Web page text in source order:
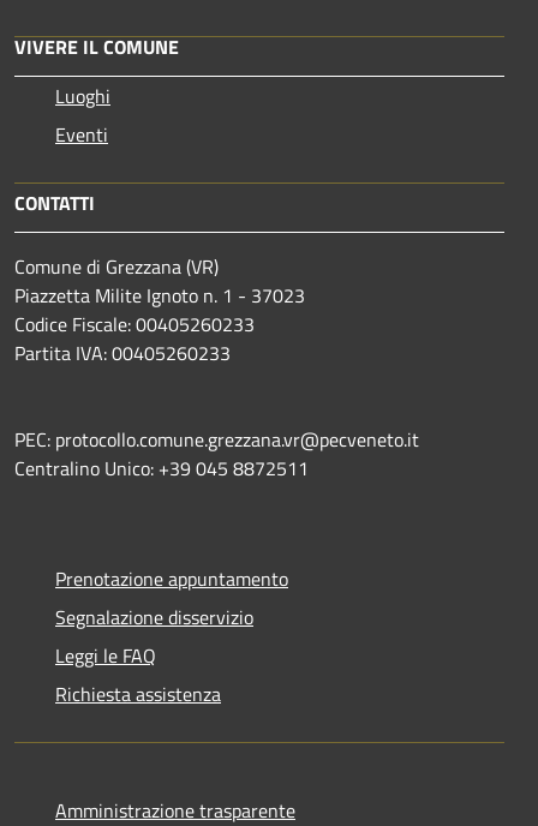
VIVERE IL COMUNE
Luoghi
Eventi
CONTATTI
Comune di Grezzana (VR)
Piazzetta Milite Ignoto n. 1 - 37023
Codice Fiscale: 00405260233
Partita IVA: 00405260233
PEC: protocollo.comune.grezzana.vr@pecveneto.it
Centralino Unico: +39 045 8872511
Prenotazione appuntamento
Segnalazione disservizio
Leggi le FAQ
Richiesta assistenza
Amministrazione trasparente